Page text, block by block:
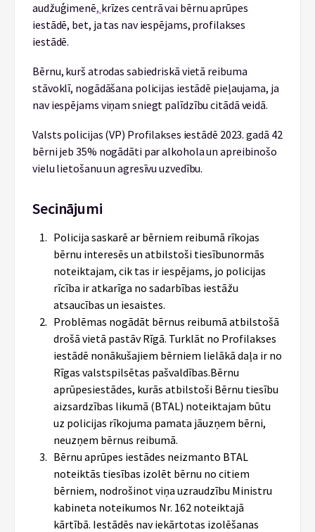
audžuģimenē, krīzes centrā vai bērnu aprūpes
iestādē, bet, ja tas nav iespējams, profilakses
iestādē.
Bērnu, kurš atrodas sabiedriskā vietā reibuma
stāvoklī, nogādāšana policijas iestādē pieļaujama, ja
nav iespējams viņam sniegt palīdzību citādā veidā.
Valsts policijas (VP) Profilakses iestādē 2023. gadā 42
bērni jeb 35% nogādāti par alkohola un apreibinošo
vielu lietošanu un agresīvu uzvedību.
Secinājumi
Policija saskarē ar bērniem reibumā rīkojas
bērnu interesēs un atbilstoši tiesībunormās
noteiktajam, cik tas ir iespējams, jo policijas
rīcība ir atkarīga no sadarbības iestāžu
atsaucības un iesaistes.
Problēmas nogādāt bērnus reibumā atbilstošā
drošā vietā pastāv Rīgā. Turklāt no Profilakses
iestādē nonākušajiem bērniem lielākā daļa ir no
Rīgas valstspilsētas pašvaldības.Bērnu
aprūpesiestādes, kurās atbilstoši Bērnu tiesību
aizsardzības likumā (BTAL) noteiktajam būtu
uz policijas rīkojuma pamata jāuzņem bērni,
neuzņem bērnus reibumā.
Bērnu aprūpes iestādes neizmanto BTAL
noteiktās tiesības izolēt bērnu no citiem
bērniem, nodrošinot viņa uzraudzību Ministru
kabineta noteikumos Nr. 162 noteiktajā
kārtībā. Iestādēs nav iekārtotas izolēšanas